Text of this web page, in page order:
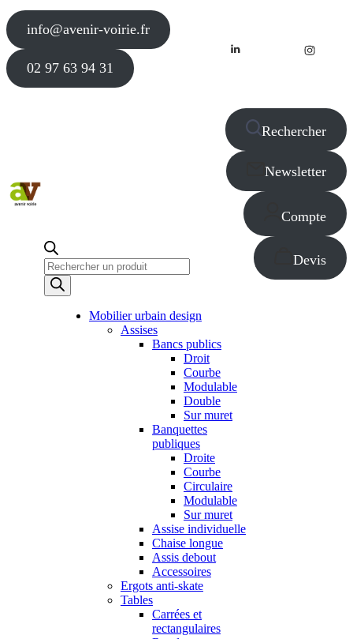
info@avenir-voirie.fr
02 97 63 94 31
Recherche
de
produits
Rechercher
Newsletter
Compte
Devis
Mobilier urbain design
Assises
Bancs publics
Droit
Courbe
Modulable
Double
Sur muret
Banquettes
publiques
Droite
Courbe
Circulaire
Modulable
Sur muret
Assise individuelle
Chaise longue
Assis debout
Accessoires
Ergots anti-skate
Tables
Carrées et
rectangulaires